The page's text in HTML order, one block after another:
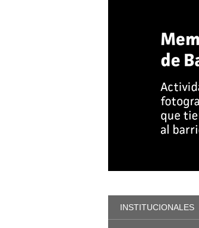
INSTITUCIONALES